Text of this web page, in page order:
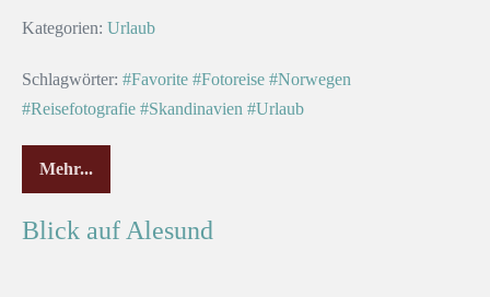
Kategorien: Urlaub
Schlagwörter: #Favorite #Fotoreise #Norwegen
#Reisefotografie #Skandinavien #Urlaub
Mehr...
Blick auf Alesund